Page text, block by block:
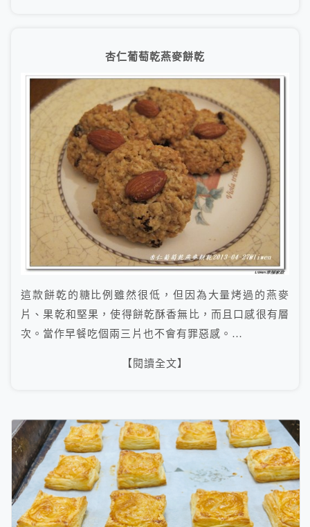
杏仁葡萄乾燕麥餅乾
這款餅乾的糖比例雖然很低，但因為大量烤過的燕麥
片、果乾和堅果，使得餅乾酥香無比，而且口感很有層
次。當作早餐吃個兩三片也不會有罪惡感。…
【閱讀全文】